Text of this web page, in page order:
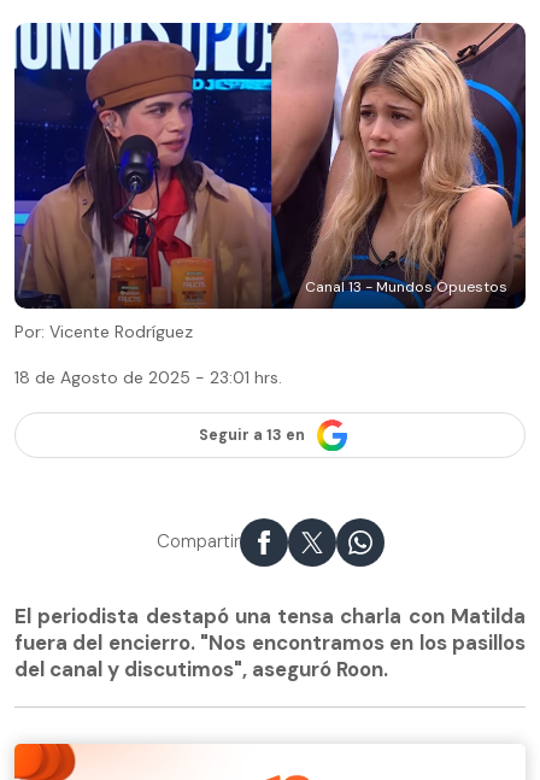
Canal 13 - Mundos Opuestos
Por: Vicente Rodríguez
18 de Agosto de 2025 - 23:01 hrs.
Seguir a 13 en
Compartir
El periodista destapó una tensa charla con Matilda
fuera del encierro. "Nos encontramos en los pasillos
del canal y discutimos", aseguró Roon.